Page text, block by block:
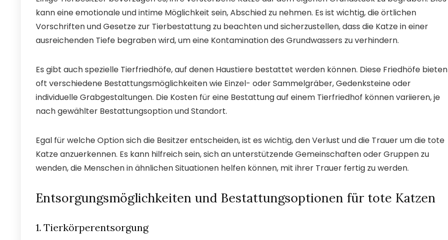
kann eine emotionale und intime Möglichkeit sein, Abschied zu nehmen. Es ist wichtig, die örtlichen
Vorschriften und Gesetze zur Tierbestattung zu beachten und sicherzustellen, dass die Katze in einer
ausreichenden Tiefe begraben wird, um eine Kontamination des Grundwassers zu verhindern.
Es gibt auch spezielle Tierfriedhöfe, auf denen Haustiere bestattet werden können. Diese Friedhöfe bieten
oft verschiedene Bestattungsmöglichkeiten wie Einzel- oder Sammelgräber, Gedenksteine oder
individuelle Grabgestaltungen. Die Kosten für eine Bestattung auf einem Tierfriedhof können variieren, je
nach gewählter Bestattungsoption und Standort.
Egal für welche Option sich die Besitzer entscheiden, ist es wichtig, den Verlust und die Trauer um die tote
Katze anzuerkennen. Es kann hilfreich sein, sich an unterstützende Gemeinschaften oder Gruppen zu
wenden, die Menschen in ähnlichen Situationen helfen können, mit ihrer Trauer fertig zu werden.
Entsorgungsmöglichkeiten und Bestattungsoptionen für tote Katzen
1. Tierkörperentsorgung